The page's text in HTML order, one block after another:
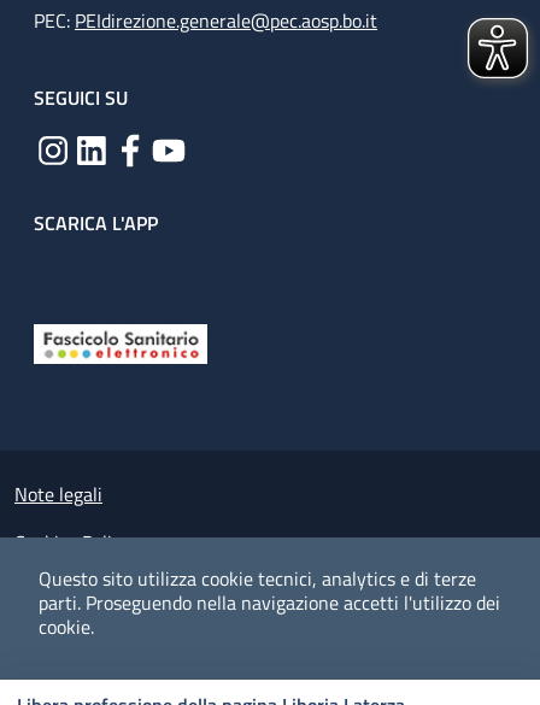
Questo sito utilizza cookie tecnici, analytics e di terze
parti. Proseguendo nella navigazione accetti l'utilizzo dei
cookie.
PEC: PEIdirezione.generale@pec.aosp.bo.it
SEGUICI SU
SCARICA L'APP
Small prints
Note legali
Cookies Policy
Policy privacy e protezione del dato personale
Albo pretorio on-line
Dichiarazione di accessibilità